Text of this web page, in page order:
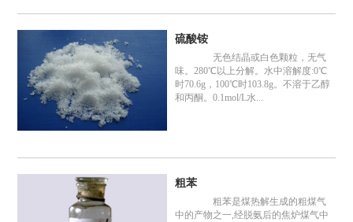
硫酸铵
无色结晶或白色颗粒，无气
味。280℃以上分解。水中溶解度:0℃
时70.6g，100℃时103.8g。不溶于乙醇
和丙酮。0.1mol/L水...
粗苯
粗苯是煤热解生成的粗煤气
中的产物之一,经脱氨后的焦炉煤气中